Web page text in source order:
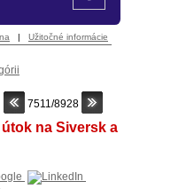
| Užitočné informácie
7511/8928
na Siversk a